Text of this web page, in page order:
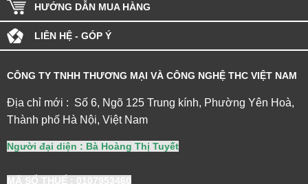
HƯỚNG DẪN MUA HÀNG
LIÊN HỆ - GÓP Ý
CÔNG TY TNHH THƯƠNG MẠI VÀ CÔNG NGHỆ THC VIỆT NAM
Địa chỉ mới : Số 6, Ngõ 125 Trung kính, Phường Yên Hoà,
Thành phố Hà Nội, Việt Nam
Người đại diện : Bà Hoàng Thị Tuyết
MÃ SỐ THUẾ : 0107953460